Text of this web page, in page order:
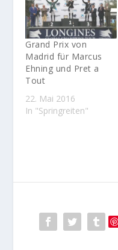
Grand Prix von
Madrid für Marcus
Ehning und Pret a
Tout
22. Mai 2016
In "Springreiten"